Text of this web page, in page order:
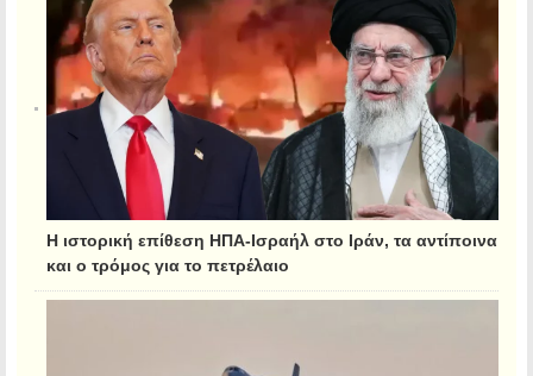
Η ιστορική επίθεση ΗΠΑ-Ισραήλ στο Ιράν, τα αντίποινα
και ο τρόμος για το πετρέλαιο